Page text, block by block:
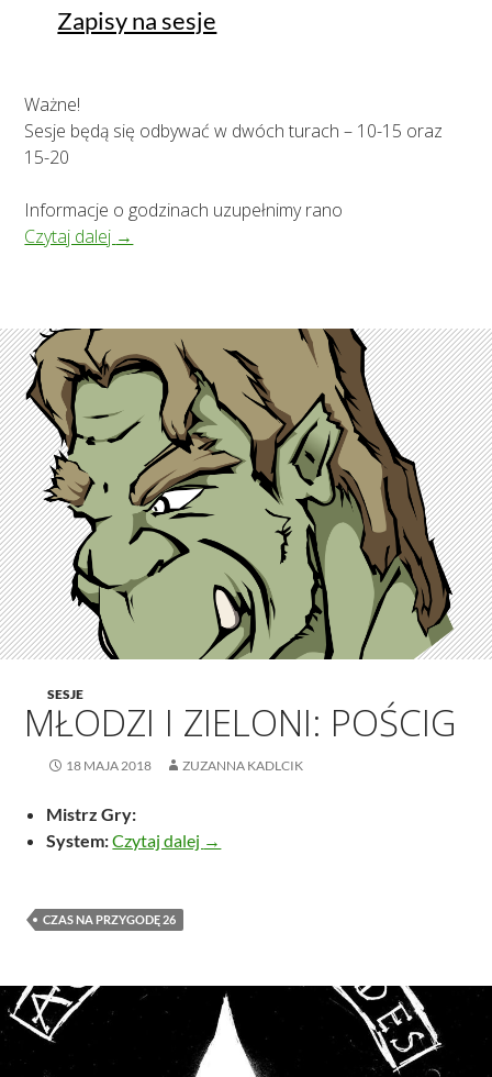
Zapisy na sesje
Ważne!
Sesje będą się odbywać w dwóch turach – 10-15 oraz
15-20
Informacje o godzinach uzupełnimy rano
Czytaj dalej Czas na Przygodę vol. 26
→
SESJE
MŁODZI I ZIELONI: POŚCIG
18 MAJA 2018 ZUZANNA KADLCIK
Mistrz Gry:
System:Czytaj dalej Młodzi i zieloni: Pościg
→
CZAS NA PRZYGODĘ 26